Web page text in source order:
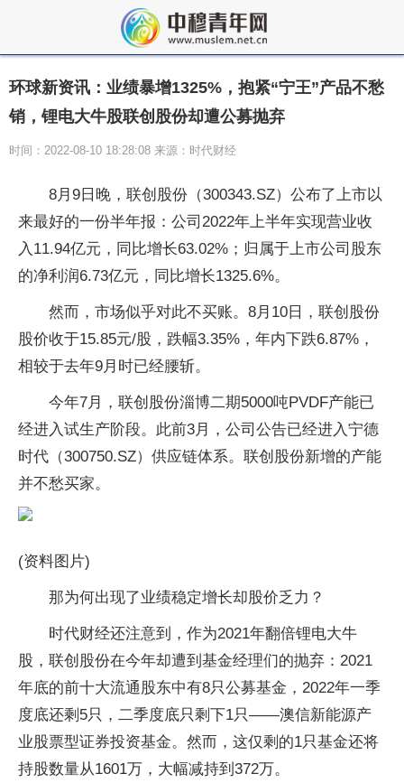
环球新资讯：业绩暴增1325%，抱紧“宁王”产品不愁
销，锂电大牛股联创股份却遭公募抛弃
时间：2022-08-10 18:28:08 来源：时代财经
8月9日晚，联创股份（300343.SZ）公布了上市以
来最好的一份半年报：公司2022年上半年实现营业收
入11.94亿元，同比增长63.02%；归属于上市公司股东
的净利润6.73亿元，同比增长1325.6%。
然而，市场似乎对此不买账。8月10日，联创股份
股价收于15.85元/股，跌幅3.35%，年内下跌6.87%，
相较于去年9月时已经腰斩。
今年7月，联创股份淄博二期5000吨PVDF产能已
经进入试生产阶段。此前3月，公司公告已经进入宁德
时代（300750.SZ）供应链体系。联创股份新增的产能
并不愁买家。
(资料图片)
那为何出现了业绩稳定增长却股价乏力？
时代财经还注意到，作为2021年翻倍锂电大牛
股，联创股份在今年却遭到基金经理们的抛弃：2021
年底的前十大流通股东中有8只公募基金，2022年一季
度底还剩5只，二季度底只剩下1只——澳信新能源产
业股票型证券投资基金。然而，这仅剩的1只基金还将
持股数量从1601万，大幅减持到372万。